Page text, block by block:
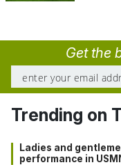
Get the
Trending on
Ladies and
performance in